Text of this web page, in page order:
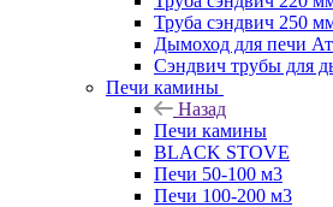
Труба сэндвич 250
Дымоход для печи
Сэндвич трубы для
Печи камины
Назад
Печи камины
BLACK STOVE
Печи 50-100 м3
Печи 100-200 м3